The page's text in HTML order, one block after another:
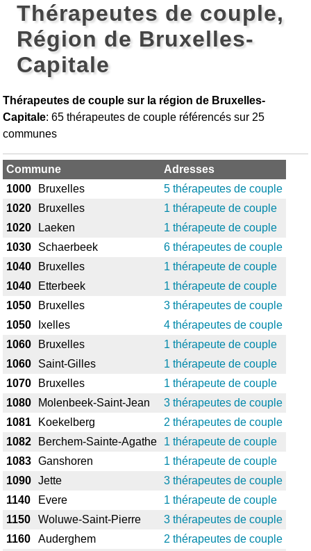
Thérapeutes de couple,
Région de Bruxelles-
Capitale
Thérapeutes de couple sur la région de Bruxelles-
Capitale: 65 thérapeutes de couple référencés sur 25
communes
Commune
Adresses
1000
Bruxelles
5 thérapeutes de couple
1020
Bruxelles
1 thérapeute de couple
1020
Laeken
1 thérapeute de couple
1030
Schaerbeek
6 thérapeutes de couple
1040
Bruxelles
1 thérapeute de couple
1040
Etterbeek
1 thérapeute de couple
1050
Bruxelles
3 thérapeutes de couple
1050
Ixelles
4 thérapeutes de couple
1060
Bruxelles
1 thérapeute de couple
1060
Saint-Gilles
1 thérapeute de couple
1070
Bruxelles
1 thérapeute de couple
1080
Molenbeek-Saint-Jean
3 thérapeutes de couple
1081
Koekelberg
2 thérapeutes de couple
1082
Berchem-Sainte-Agathe
1 thérapeute de couple
1083
Ganshoren
1 thérapeute de couple
1090
Jette
3 thérapeutes de couple
1140
Evere
1 thérapeute de couple
1150
Woluwe-Saint-Pierre
3 thérapeutes de couple
1160
Auderghem
2 thérapeutes de couple